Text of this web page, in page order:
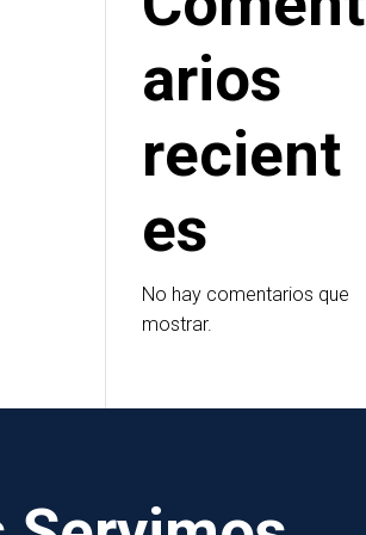
arios
recient
es
No hay comentarios que
mostrar.